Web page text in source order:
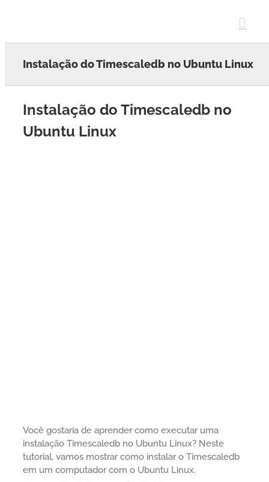
Instalação do Timescaledb no Ubuntu Linux
Instalação do Timescaledb no
Ubuntu Linux
Você gostaria de aprender como executar uma
instalação Timescaledb no Ubuntu Linux? Neste
tutorial, vamos mostrar como instalar o Timescaledb
em um computador com o Ubuntu Linux.